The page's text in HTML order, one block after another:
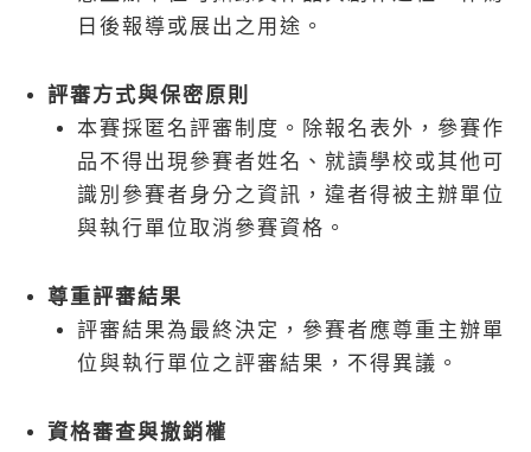
日後報導或展出之用途。
評審方式與保密原則
本賽採匿名評審制度。除報名表外，參賽作
品不得出現參賽者姓名、就讀學校或其他可
識別參賽者身分之資訊，違者得被主辦單位
與執行單位取消參賽資格。
尊重評審結果
評審結果為最終決定，參賽者應尊重主辦單
位與執行單位之評審結果，不得異議。
資格審查與撤銷權